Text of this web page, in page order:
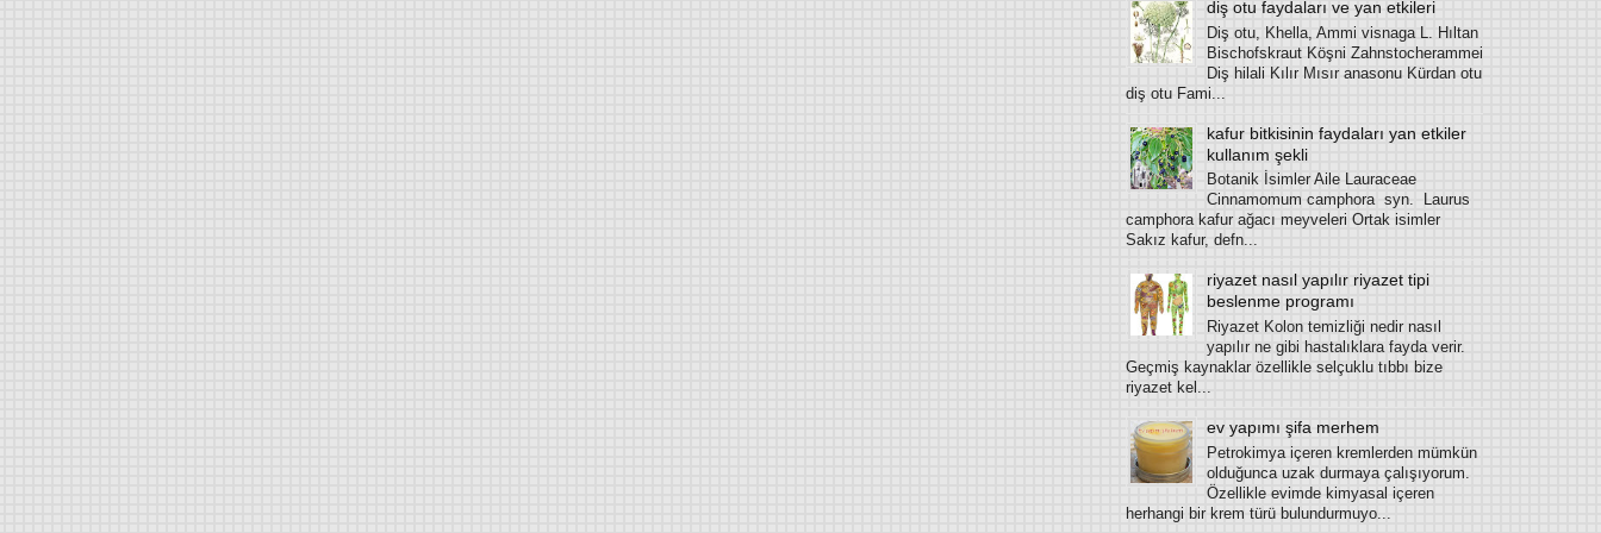
diş otu faydaları ve yan etkileri
Diş otu, Khella, Ammi visnaga L. Hıltan
Bischofskraut Köşni Zahnstocherammei
Diş hilali Kılır Mısır anasonu Kürdan otu
diş otu Fami...
kafur bitkisinin faydaları yan etkiler
kullanım şekli
Botanik İsimler Aile Lauraceae
Cinnamomum camphora syn. Laurus
camphora kafur ağacı meyveleri Ortak isimler
Sakız kafur, defn...
riyazet nasıl yapılır riyazet tipi
beslenme programı
Riyazet Kolon temizliği nedir nasıl
yapılır ne gibi hastalıklara fayda verir.
Geçmiş kaynaklar özellikle selçuklu tıbbı bize
riyazet kel...
ev yapımı şifa merhem
Petrokimya içeren kremlerden mümkün
olduğunca uzak durmaya çalışıyorum.
Özellikle evimde kimyasal içeren
herhangi bir krem türü bulundurmuyo...